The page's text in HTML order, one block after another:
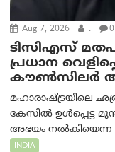
Aug 7, 2026 . 0
ടിസിഎസ്
പ്രധാന
കൗൺസിലർ
മഹാരാഷ്ട്രയിലെ
കേസിൽ ഉൾപ്പെട്ട
അഭയം നൽകിയെന്ന
INDIA